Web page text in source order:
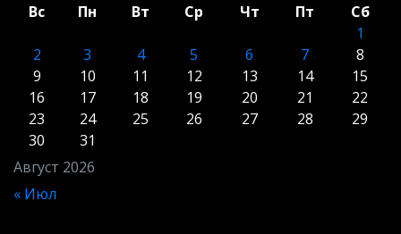
Август 2026
Вс Пн Вт Ср Чт Пт
Сб
1
2
3 4 5 6 7
8
9
10 11 12 13 14
15
16
17 18 19 20 21
22
23
24 25 26 27 28
29
30
31
« Июл